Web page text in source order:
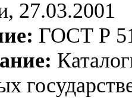
27.03.2001
ГОСТ Р